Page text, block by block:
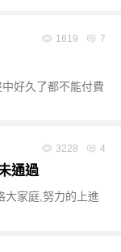
1619 7
好久了都不能付費
3228 4
通過
大家庭,努力的上進